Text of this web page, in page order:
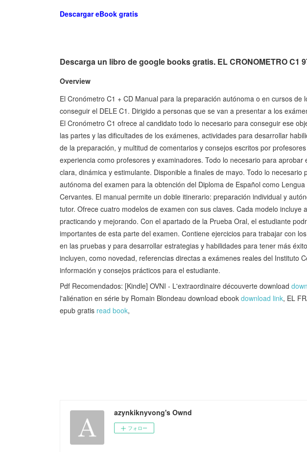
Descargar eBook gratis
Descarga un libro de google books gratis. EL CRONOMETRO C1
Overview
El Cronómetro C1 + CD Manual para la preparación autónoma o en cursos de
conseguir el DELE C1. Dirigido a personas que se van a presentar a los
El Cronómetro C1 ofrece al candidato todo lo necesario para conseguir ese
las partes y las dificultades de los exámenes, actividades para desarrollar
de la preparación, y multitud de comentarios y consejos escritos por
experiencia como profesores y examinadores. Todo lo necesario para aprobar
clara, dinámica y estimulante. Disponible a finales de mayo. Todo lo necesario
autónoma del examen para la obtención del Diploma de Español como
Cervantes. El manual permite un doble itinerario: preparación individual y
tutor. Ofrece cuatro modelos de examen con sus claves. Cada modelo incluye
practicando y mejorando. Con el apartado de la Prueba Oral, el estudiante
importantes de esta parte del examen. Contiene ejercicios para trabajar con
en las pruebas y para desarrollar estrategias y habilidades para tener más
incluyen, como novedad, referencias directas a exámenes reales del Instituto
información y consejos prácticos para el estudiante.
Pdf Recomendados: [Kindle] OVNI - L'extraordinaire découverte download
l'aliénation en série by Romain Blondeau download ebook download link, EL
epub gratis read book,
azynkiknyvong's Ownd
フォロー